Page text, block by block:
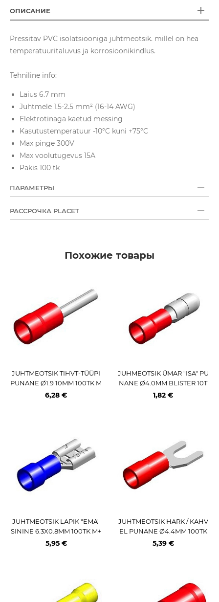
ОПИСАНИЕ
Pressitav PVC isolatsiooniga juhtmeotsik. millel on hea
temperatuuritaluvus ja korrosioonikindlus.
Tehniline info:
Laius 6.7 mm
Juhtmele 1.5-2.5 mm² (16-14 AWG)
Elektrotinaga kaetud messing
Kasutustemperatuur -10°C kuni +75°C
Max pinge 300V
Max voolutugevus 15A
Pakis 100 tk
ПАРАМЕТРЫ
РАССРОЧКА PLACET
Похожие товары
JUHTMEOTSIK TIHVT-TÜÜPI
PUNANE Ø1.9 10MM 100TK M
+
6,28 €
JUHMEOTSIK ÜMAR "ISA" PU
NANE Ø4.0MM BLISTER 10T
K M+
1,82 €
JUHTMEOTSIK LAPIK "EMA"
SININE 6.3X0.8MM 100TK M+
5,95 €
JUHTMEOTSIK HARK / KAHV
EL PUNANE Ø4.4MM 100TK
M+
5,39 €